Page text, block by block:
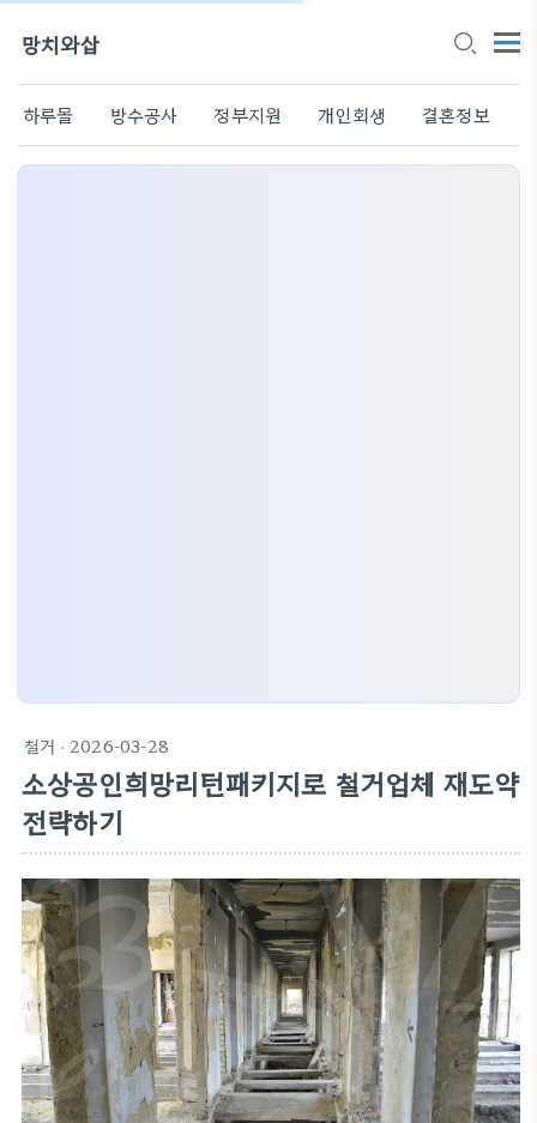
망치와삽
하루몰 방수공사 정부지원 개인회생 결혼정보
철거 · 2026-03-28
소상공인희망리턴패키지로 철거업체 재도약
전략하기